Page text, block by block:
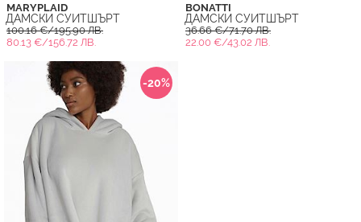
MARYPLAID
ДАМСКИ СУИТШЪРТ
100.16 €/195.90 ЛВ.
80.13 €/156.72 ЛВ.
BONATTI
ДАМСКИ СУИТШЪРТ
36.66 €/71.70 ЛВ.
22.00 €/43.02 ЛВ.
-20%